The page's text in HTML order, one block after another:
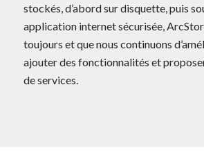
stockés, d’abord sur disquette, puis
application internet sécurisée,
toujours et que nous continuons
ajouter des fonctionnalités et
de services.